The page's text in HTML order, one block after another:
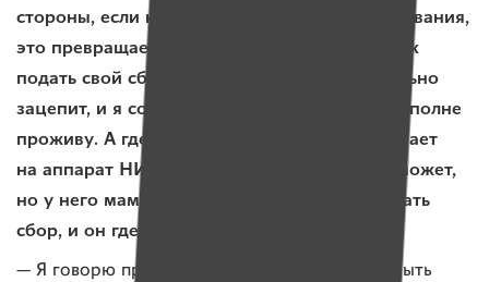
стороны, если нет совсем никакого регулирования,
это превращается в вопрос пиара. Я могу так
подать свой сбор, что людей это эмоционально
зацепит, и я соберу на порш, без которого вполне
проживу. А где-то есть семья, которая собирает
на аппарат НИВЛ, там ребенок дышать не может,
но у него мама не умеет классно презентовать
сбор, и он где-то теряется.
— Я говорю про то, что инструмент должен быть